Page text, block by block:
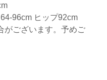
96cm ヒップ92cm
がございます。予めご